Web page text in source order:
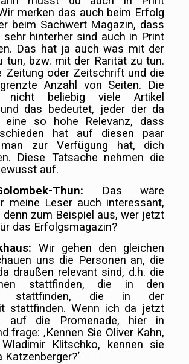
merken das auch beim Erfolg
beim Sachwert Magazin, dass
sehr hinterher sind auch in Print
Das hat ja auch was mit der
tun, bzw. mit der Rarität zu tun.
Zeitung oder Zeitschrift und die
Anzahl von Seiten. Die
nicht beliebig viele Artikel
das bedeutet, jeder der da
so hohe Relevanz, dass
hat auf diesen paar
zur Verfügung hat, dich
Diese Tatsache nehmen die
auf.
Thun: Das wäre
meine Leser auch interessant,
zum Beispiel aus, wer jetzt
das Erfolgsmagazin?
Wir gehen den gleichen
uns die Personen an, die
draußen relevant sind, d.h. die
stattfinden, die in den
stattfinden, die in der
stattfinden. Wenn ich da jetzt
auf die Promenade, hier in
frage: ‚Kennen Sie Oliver Kahn,
Klitschko, kennen sie
Katzenberger?‘